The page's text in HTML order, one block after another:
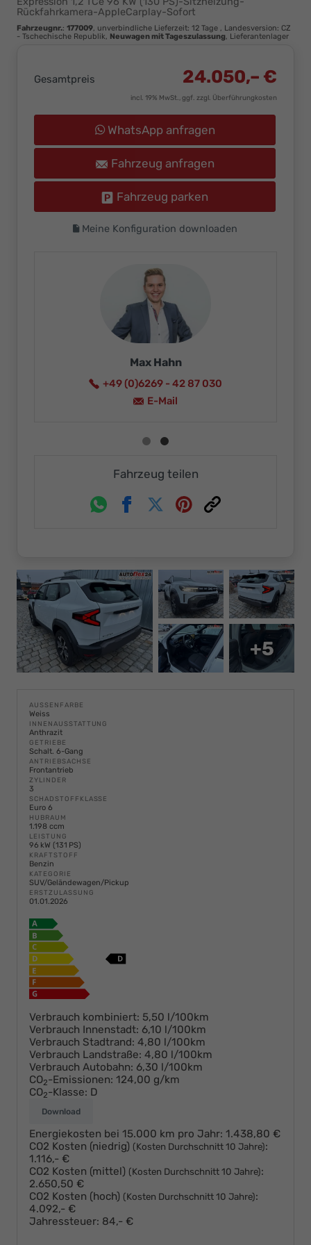
Ihr
Innovatives
Rückfahrkamera-AppleCarplay-Sofort
Fahrzeugnr.: 177009 , unverbindliche Lieferzeit: 12 Tage , Landesversion: CZ
- Tschechische Republik, Neuwagen mit Tageszulassung , Lieferantenlager
Gesamtpreis 24.050,– €
incl. 19% MwSt., ggf. zzgl. Überführungkosten
WhatsApp anfragen
Fahrzeug anfragen
Fahrzeug parken
Meine Konfiguration downloaden
Max Hahn
+49 (0)6269 - 42 87 030
E-Mail
Fahrzeug teilen
WhatsappFacebookTwitterPinterest
Link
+5
AUSSENFARBE
Weiss
INNENAUSSTATTUNG
Anthrazit
GETRIEBE
Schalt. 6-Gang
ANTRIEBSACHSE
Frontantrieb
ZYLINDER
3
SCHADSTOFFKLASSE
Euro 6
HUBRAUM
1.198 ccm
LEISTUNG
96 kW (131 PS)
KRAFTSTOFF
Benzin
KATEGORIE
SUV/Geländewagen/Pickup
ERSTZULASSUNG
01.01.2026
Verbrauch kombiniert: 5,50 l/100km
Verbrauch Innenstadt: 6,10 l/100km
Verbrauch Stadtrand: 4,80 l/100km
Verbrauch Landstraße: 4,80 l/100km
Verbrauch Autobahn: 6,30 l/100km
CO2-Emissionen: 124,00 g/km
CO2-Klasse: D
Download
Energiekosten bei 15.000 km pro Jahr: 1.438,80 €
CO2 Kosten (niedrig) (Kosten Durchschnitt 10 Jahre):
1.116,- €
CO2 Kosten (mittel) (Kosten Durchschnitt 10 Jahre):
2.650,50 €
CO2 Kosten (hoch) (Kosten Durchschnitt 10 Jahre):
4.092,- €
Jahressteuer: 84,- €